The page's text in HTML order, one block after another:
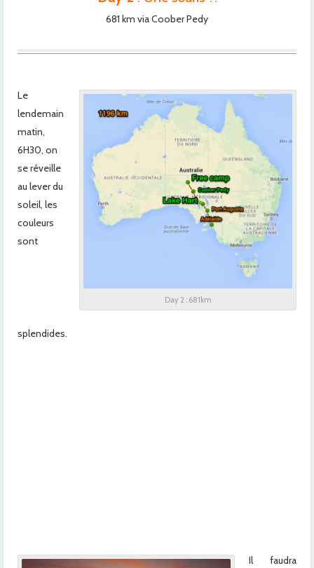
681 km via Coober Pedy
Day 2 : 681km
Le
lendemain
matin,
6H30, on
se réveille
au lever du
soleil, les
couleurs
sont
splendides.
Il faudra